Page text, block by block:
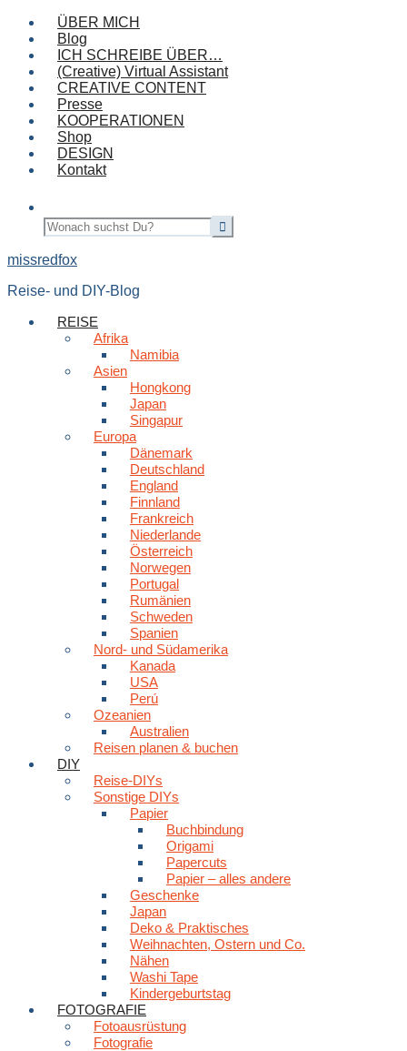
ÜBER MICH
Blog
ICH SCHREIBE ÜBER…
(Creative) Virtual Assistant
CREATIVE CONTENT
Presse
KOOPERATIONEN
Shop
DESIGN
Kontakt
missredfox
Reise- und DIY-Blog
REISE
Afrika
Namibia
Asien
Hongkong
Japan
Singapur
Europa
Dänemark
Deutschland
England
Finnland
Frankreich
Niederlande
Österreich
Norwegen
Portugal
Rumänien
Schweden
Spanien
Nord- und Südamerika
Kanada
USA
Perú
Ozeanien
Australien
Reisen planen & buchen
DIY
Reise-DIYs
Sonstige DIYs
Papier
Buchbindung
Origami
Papercuts
Papier – alles andere
Geschenke
Japan
Deko & Praktisches
Weihnachten, Ostern und Co.
Nähen
Washi Tape
Kindergeburtstag
FOTOGRAFIE
Fotoausrüstung
Fotografie